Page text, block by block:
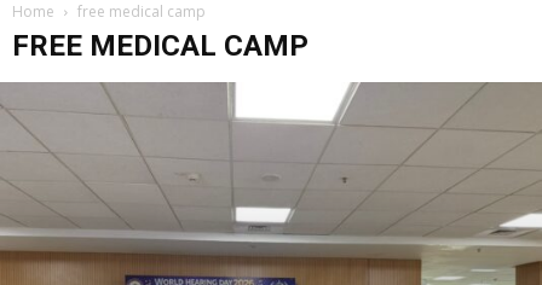
Home free medical camp
FREE MEDICAL CAMP